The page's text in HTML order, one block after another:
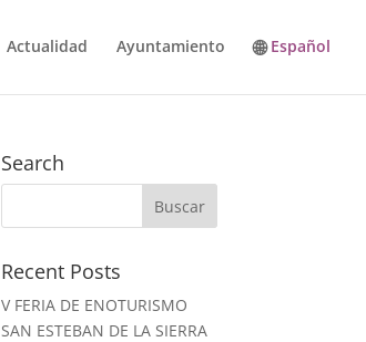
Actualidad Ayuntamiento Español
Search
Recent Posts
V FERIA DE ENOTURISMO
SAN ESTEBAN DE LA SIERRA